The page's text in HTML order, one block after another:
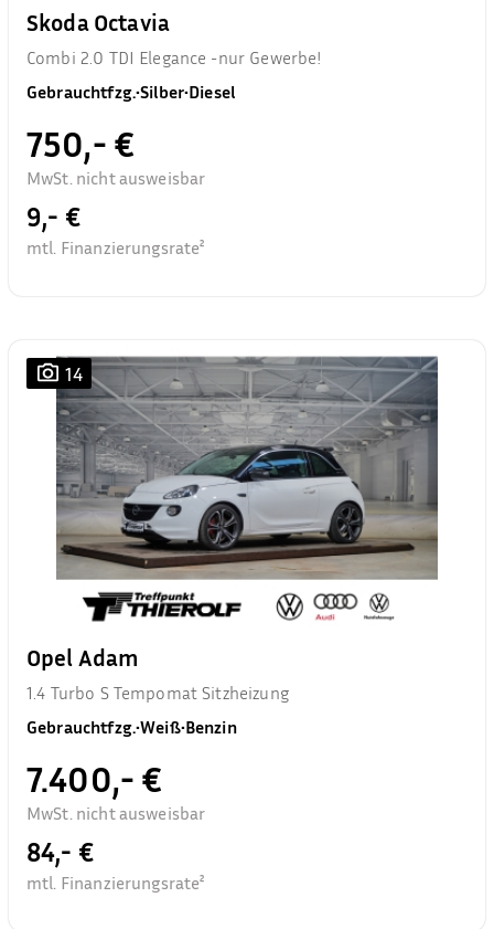
Skoda Octavia
Combi 2.0 TDI Elegance -nur Gewerbe!
Gebrauchtfzg.•Silber•Diesel
750,- €
MwSt. nicht ausweisbar
9,- €
mtl. Finanzierungsrate²
14
Opel Adam
1.4 Turbo S Tempomat Sitzheizung
Gebrauchtfzg.•Weiß•Benzin
7.400,- €
MwSt. nicht ausweisbar
84,- €
mtl. Finanzierungsrate²